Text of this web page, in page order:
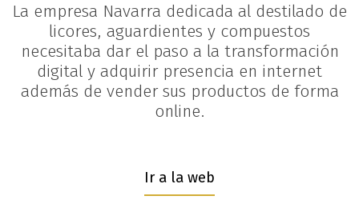
La empresa Navarra dedicada al destilado de
licores, aguardientes y compuestos
necesitaba dar el paso a la transformación
digital y adquirir presencia en internet
además de vender sus productos de forma
online.
Ir a la web